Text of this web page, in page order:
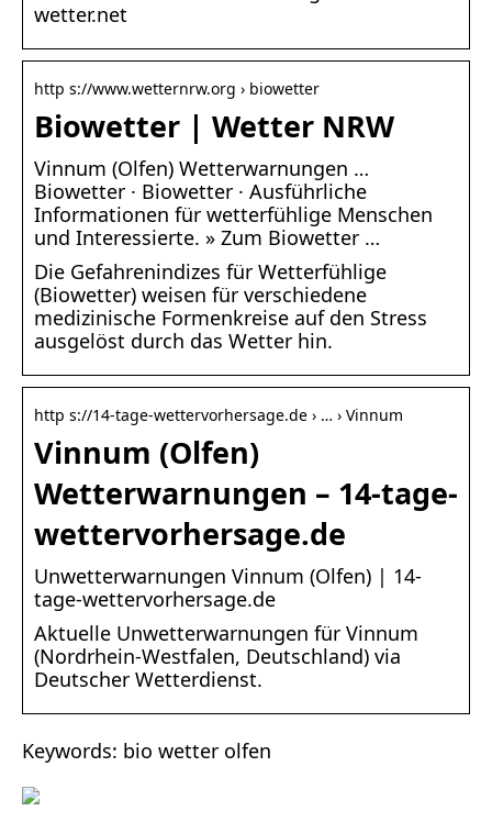
wetter.net
http s://www.wetternrw.org › biowetter
Biowetter | Wetter NRW
Vinnum (Olfen) Wetterwarnungen …
Biowetter · Biowetter · Ausführliche
Informationen für wetterfühlige Menschen
und Interessierte. » Zum Biowetter …
Die Gefahrenindizes für Wetterfühlige
(Biowetter) weisen für verschiedene
medizinische Formenkreise auf den Stress
ausgelöst durch das Wetter hin.
http s://14-tage-wettervorhersage.de › … › Vinnum
Vinnum (Olfen)
Wetterwarnungen – 14-tage-
wettervorhersage.de
Unwetterwarnungen Vinnum (Olfen) | 14-
tage-wettervorhersage.de
Aktuelle Unwetterwarnungen für Vinnum
(Nordrhein-Westfalen, Deutschland) via
Deutscher Wetterdienst.
Keywords: bio wetter olfen